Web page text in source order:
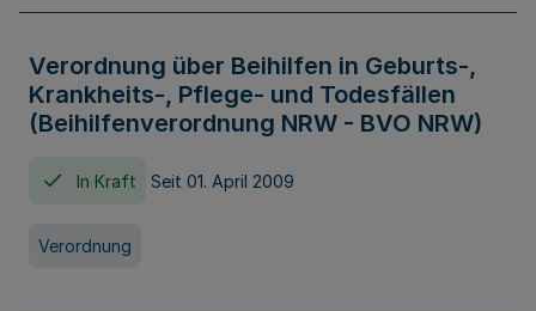
Verordnung über Beihilfen in Geburts-,
Krankheits-, Pflege- und Todesfällen
(Beihilfenverordnung NRW - BVO NRW)
In Kraft Seit 01. April 2009
Verordnung